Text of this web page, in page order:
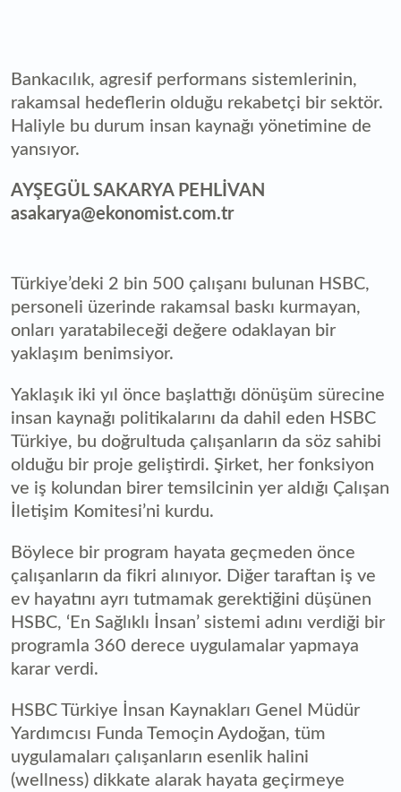
Bankacılık, agresif performans sistemlerinin,
rakamsal hedeflerin olduğu rekabetçi bir sektör.
Haliyle bu durum insan kaynağı yönetimine de
yansıyor.
AYŞEGÜL SAKARYA PEHLİVAN
asakarya@ekonomist.com.tr
Türkiye’deki 2 bin 500 çalışanı bulunan HSBC,
personeli üzerinde rakamsal baskı kurmayan,
onları yaratabileceği değere odaklayan bir
yaklaşım benimsiyor.
Yaklaşık iki yıl önce başlattığı dönüşüm sürecine
insan kaynağı politikalarını da dahil eden HSBC
Türkiye, bu doğrultuda çalışanların da söz sahibi
olduğu bir proje geliştirdi. Şirket, her fonksiyon
ve iş kolundan birer temsilcinin yer aldığı Çalışan
İletişim Komitesi’ni kurdu.
Böylece bir program hayata geçmeden önce
çalışanların da fikri alınıyor. Diğer taraftan iş ve
ev hayatını ayrı tutmamak gerektiğini düşünen
HSBC, ‘En Sağlıklı İnsan’ sistemi adını verdiği bir
programla 360 derece uygulamalar yapmaya
karar verdi.
HSBC Türkiye İnsan Kaynakları Genel Müdür
Yardımcısı Funda Temoçin Aydoğan, tüm
uygulamaları çalışanların esenlik halini
(wellness) dikkate alarak hayata geçirmeye